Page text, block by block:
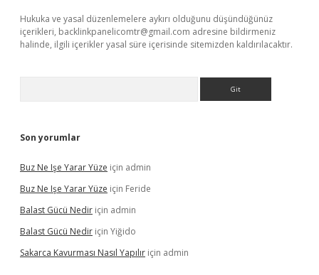
Hukuka ve yasal düzenlemelere aykırı olduğunu düşündüğünüz
içerikleri, backlinkpanelicomtr@gmail.com adresine bildirmeniz
halinde, ilgili içerikler yasal süre içerisinde sitemizden kaldırılacaktır.
Son yorumlar
Buz Ne Işe Yarar Yüze için admin
Buz Ne Işe Yarar Yüze için Feride
Balast Gücü Nedir için admin
Balast Gücü Nedir için Yiğido
Sakarca Kavurması Nasıl Yapılır için admin